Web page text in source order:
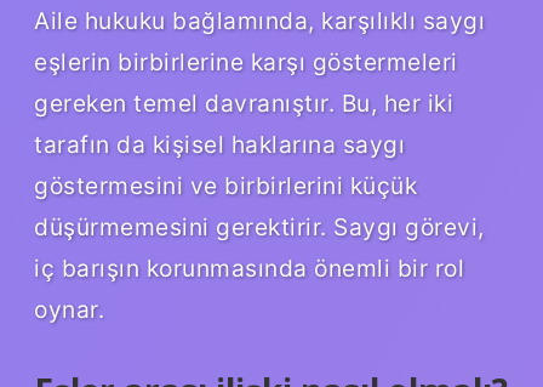
Aile hukuku bağlamında, karşılıklı saygı
eşlerin birbirlerine karşı göstermeleri
gereken temel davranıştır. Bu, her iki
tarafın da kişisel haklarına saygı
göstermesini ve birbirlerini küçük
düşürmemesini gerektirir. Saygı görevi,
iç barışın korunmasında önemli bir rol
oynar.